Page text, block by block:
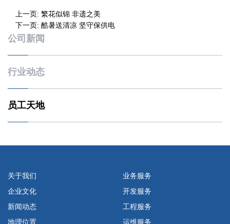
上一页: 繁花似锦 非遗之美
下一页: 酷暑送清凉 坚守保供电
公司新闻
行业动态
员工天地
关于我们
企业文化
新闻动态
地理位置
业务服务
开发服务
工程服务
运维服务